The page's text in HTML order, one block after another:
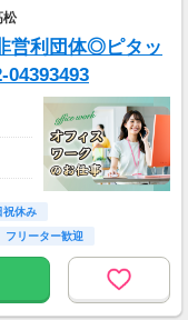
松
営利団体◎ピタッ
04393493
祝休み
フリーター歓迎